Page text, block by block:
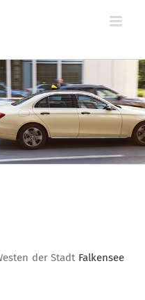
der Stadt Falkensee